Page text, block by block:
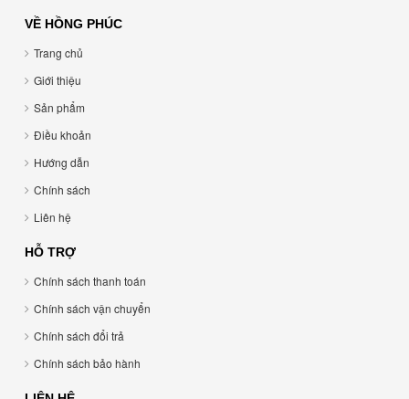
VỀ HỒNG PHÚC
Trang chủ
Giới thiệu
Sản phẩm
Điều khoản
Hướng dẫn
Chính sách
Liên hệ
HỖ TRỢ
Chính sách thanh toán
Chính sách vận chuyển
Chính sách đổi trả
Chính sách bảo hành